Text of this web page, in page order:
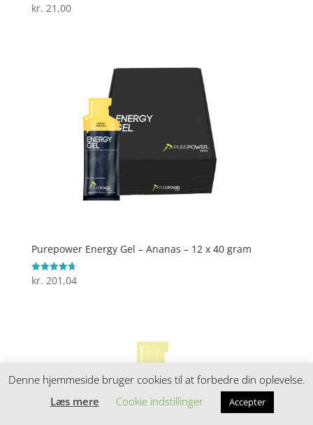
Vurderet
4.1
kr. 21,00
Purepower Energy Gel – Ananas – 12 x 40 gram
Vurderet
4.7
kr. 201,04
Denne hjemmeside bruger cookies til at forbedre din oplevelse.
Læs mere
Cookie indstillinger Accepter